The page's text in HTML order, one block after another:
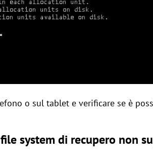
o sul tablet e verificare se è
system di recupero non